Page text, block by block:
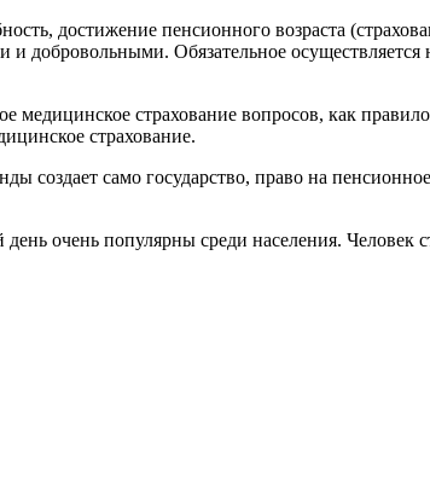
достижение пенсионного возраста
Обязательное осуществляется
медицинское страхование вопросов, как
страхование.
создает само государство, право на
очень популярны среди населения. Человек